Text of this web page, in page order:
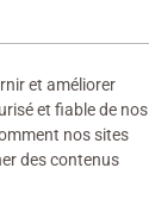
et améliorer
et fiable de nos
nos sites
des contenus